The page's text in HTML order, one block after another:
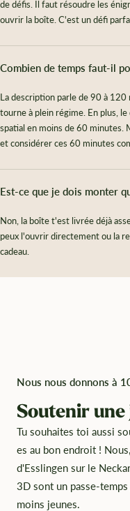
de défis. Il faut résoudre les
ouvrir la boîte. C'est un défi
Combien de temps faut-il
La description parle de 90 à
tourne à plein régime. En plus,
spatial en moins de 60 minutes.
et considérer ces 60 minutes
Est-ce que je dois monter
Non, la boîte t'est livrée déjà
peux l'ouvrir directement ou la
cadeau.
Nous nous donnons à
Soutenir
Tu souhaites toi aussi
es au bon endroit !
d'Esslingen sur le
3D sont un passe-
moins jeunes.